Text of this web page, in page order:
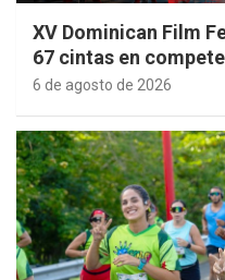
XV Dominican Film
67 cintas en
6 de agosto de 2026